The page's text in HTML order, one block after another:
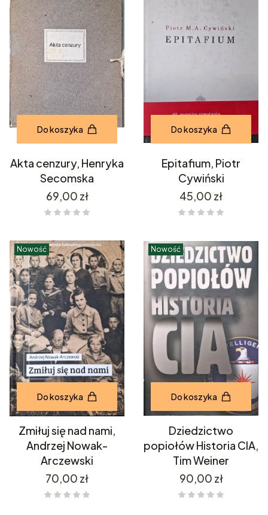
Do koszyka
Akta cenzury, Henryka
Secomska
Cena
69,00 zł
Do koszyka
Epitafium, Piotr
Cywiński
Cena
45,00 zł
Nowość
Do koszyka
Zmiłuj się nad nami,
Andrzej Nowak-
Arczewski
Cena
70,00 zł
Nowość
Do koszyka
Dziedzictwo
popiołów Historia CIA,
Tim Weiner
Cena
90,00 zł